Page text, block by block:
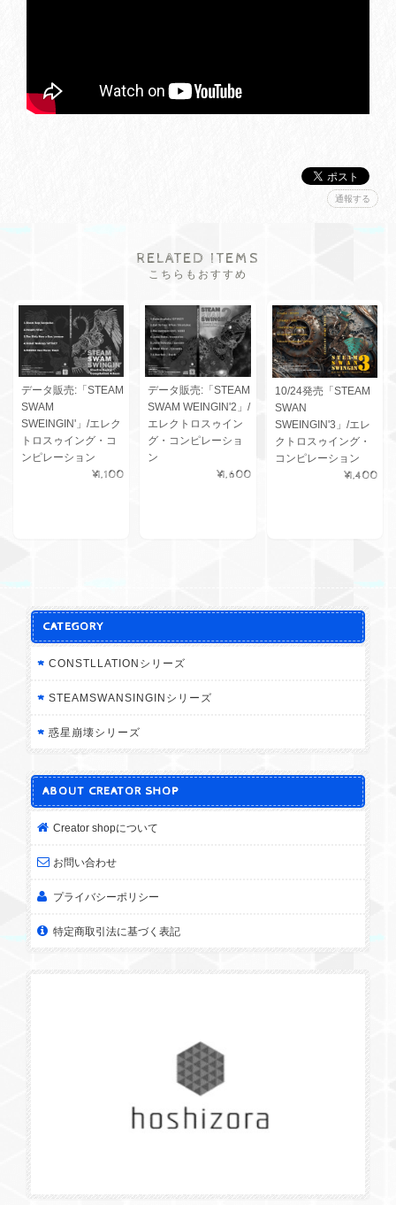
通報する
RELATED ITEMS
こちらもおすすめ
データ販売:「STEAM
SWAM
SWEINGIN'」/エレク
トロスゥイング・コ
ンピレーション
¥1,100
データ販売:「STEAM
SWAM WEINGIN'2」/
エレクトロスゥイン
グ・コンピレーショ
ン
¥1,600
10/24発売「STEAM
SWAN
SWEINGIN'3」/エレ
クトロスゥイング・
コンピレーション
¥1,400
CATEGORY
CONSTLLATIONシリーズ
STEAMSWANSINGINシリーズ
惑星崩壊シリーズ
ABOUT CREATOR SHOP
Creator shopについて
お問い合わせ
プライバシーポリシー
特定商取引法に基づく表記